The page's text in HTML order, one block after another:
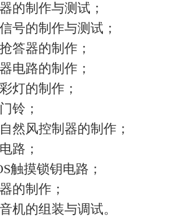
的制作与测试；
号的制作与测试；
答器的制作；
电路的制作；
灯的制作；
铃；
然风控制器的制作；
路；
触摸锁钥电路；
的制作；
机的组装与调试。